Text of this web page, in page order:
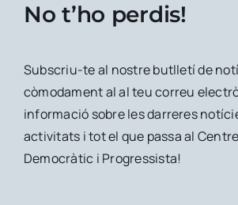
No t’ho perdis!
Subscriu-te al nostre butlletí de
còmodament al al teu correu
informació sobre les darreres
activitats i tot el que passa al
Democràtic i Progressista!